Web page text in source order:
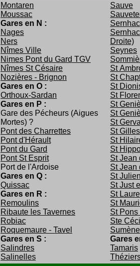
Montaren
Moussac
Gares en N :
Nages
Ners
Nîmes Ville
Nimes Pont du Gard TGV
Nîmes St Césaire
Nozières - Brignon
Gares en O :
Orthoux-Sardan
Gares en P :
Gare des Pécheurs (Aigues
Mortes) ?
Pont des Charrettes
Pont d'Hérault
Pont du Gard
Pont St Esprit
Port de l'Ardoise
Gares en Q :
Quissac
Gares en R :
Remoulins
Ribaute les Tavernes
Robiac
Roquemaure - Tavel
Gares en S :
Salindres
Salinelles
Sauve
Sernhac
Droite)
Seynes
St
St
St
St
St
St
St
St Gilles
St
St
St Jean
St Jean
St
St Just
St
St
St
Ste
Sumène
Gares
Tamaris